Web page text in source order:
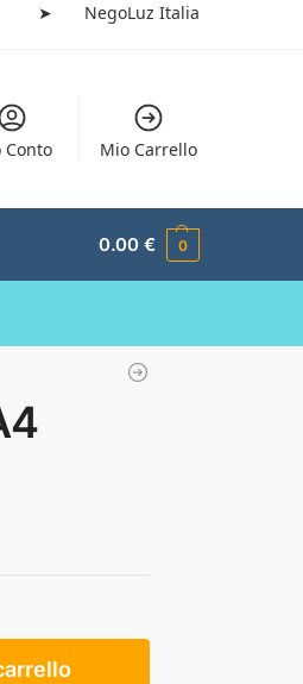
➤ NegoLuz Italia
Conto Mio Carrello
0.00€ 0